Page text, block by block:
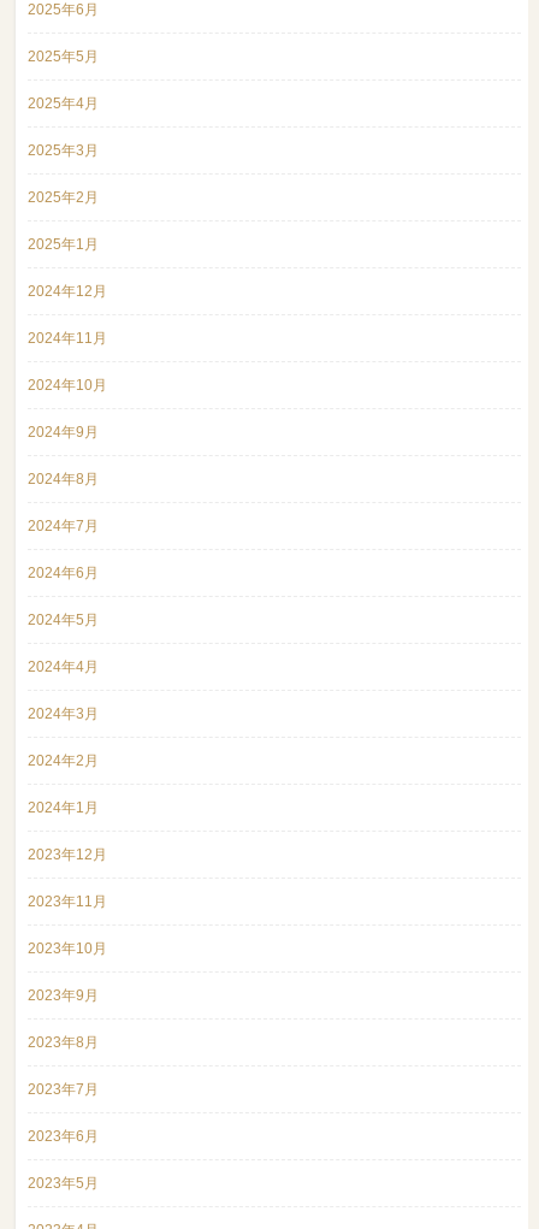
2025年6月
2025年5月
2025年4月
2025年3月
2025年2月
2025年1月
2024年12月
2024年11月
2024年10月
2024年9月
2024年8月
2024年7月
2024年6月
2024年5月
2024年4月
2024年3月
2024年2月
2024年1月
2023年12月
2023年11月
2023年10月
2023年9月
2023年8月
2023年7月
2023年6月
2023年5月